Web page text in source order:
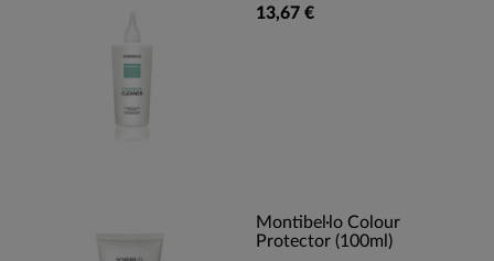
13,67 €
Montibel·lo Colour
Protector (100ml)